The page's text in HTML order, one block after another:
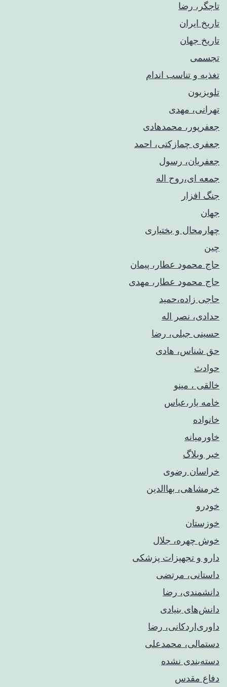
تاجگر، رضا
تاریخ ایران
تاریخ جهان
تجسمی
تغذیه و تناسب اندام
تلویزیون
تهرانی، مهدی
جعفرپور، محمدهادی
جعفری چمازکتی، احمد
جعفریان، رسول
جمعه ای،روح اله
جنگ افزار
جهان
چهارمحال و بختیاری
چین
حاج محمود عطار، پیمان
حاج محمود عطار، مهدی
حاجی زاده،حمید
حدادی، نصر اله
حسینی جبلی، رضا
حق شناس، هادی
حوادث
خالقی ، مینو
خامه یار،عباس
خانواده
خاورمیانه
خبر وبلاگ
خراسان رضوی
خرمشاهی، بهاالدین
خودرو
خوزستان
خوش چهره، جلال
دارو و تجهیزات پزشکی
داستانی، مرتضی
دانشمندی، رضا
دانش‌های بنیادی
داوری‌اردکانی، رضا
دستمالی، محمدعلی
دسته‌بندی نشده
دفاع مقدس